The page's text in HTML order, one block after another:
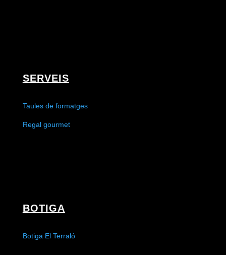
SERVEIS
Taules de formatges
Regal gourmet
BOTIGA
Botiga El Terraló